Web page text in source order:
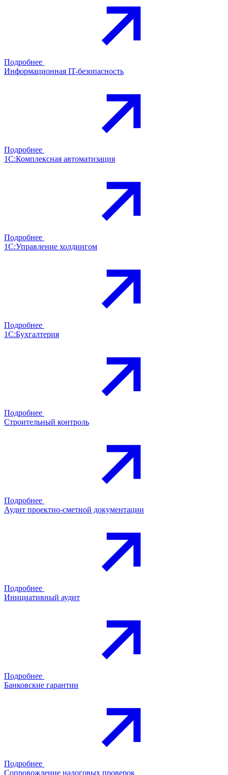
Подробнее
Информационная IT-безопасность
Подробнее
1С:Комплексная автоматизация
Подробнее
1С:Управление холдингом
Подробнее
1С:Бухгалтерия
Подробнее
Строительный контроль
Подробнее
Аудит проектно-сметной документации
Подробнее
Инициативный аудит
Подробнее
Банковские гарантии
Подробнее
Сопровождение налоговых проверок